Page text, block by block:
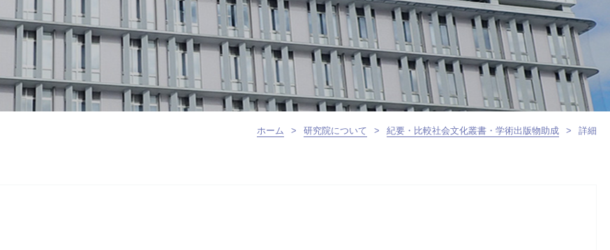
ホーム > 研究院について > 紀要・比較社会文化叢書・学術出版物助成 > 詳細